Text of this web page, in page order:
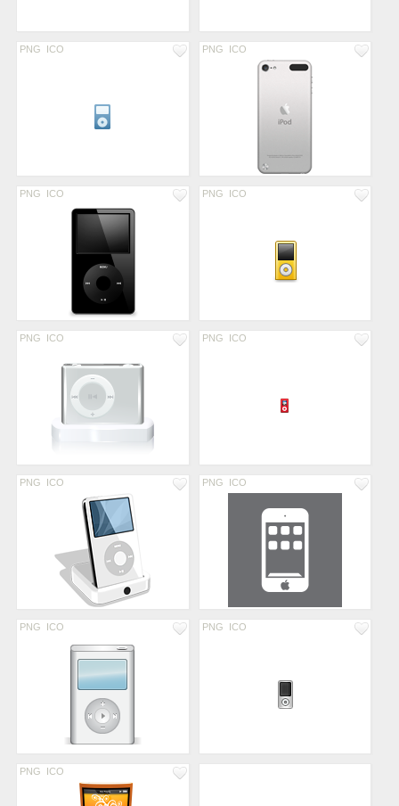
PNG ICO PNG ICO
PNG ICO PNG ICO
PNG ICO PNG ICO
PNG ICO PNG ICO
PNG ICO PNG ICO
PNG ICO